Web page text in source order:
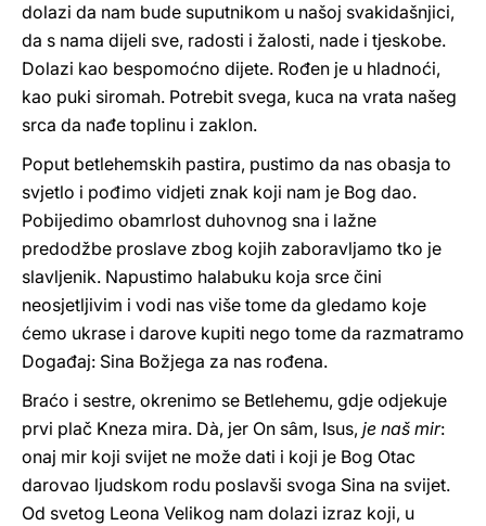
dolazi da nam bude suputnikom u našoj svakidašnjici,
da s nama dijeli sve, radosti i žalosti, nade i tjeskobe.
Dolazi kao bespomoćno dijete. Rođen je u hladnoći,
kao puki siromah. Potrebit svega, kuca na vrata našeg
srca da nađe toplinu i zaklon.
Poput betlehemskih pastira, pustimo da nas obasja to
svjetlo i pođimo vidjeti znak koji nam je Bog dao.
Pobijedimo obamrlost duhovnog sna i lažne
predodžbe proslave zbog kojih zaboravljamo tko je
slavljenik. Napustimo halabuku koja srce čini
neosjetljivim i vodi nas više tome da gledamo koje
ćemo ukrase i darove kupiti nego tome da razmatramo
Događaj: Sina Božjega za nas rođena.
Braćo i sestre, okrenimo se Betlehemu, gdje odjekuje
prvi plač Kneza mira. Dà, jer On sâm, Isus, je naš mir:
onaj mir koji svijet ne može dati i koji je Bog Otac
darovao ljudskom rodu poslavši svoga Sina na svijet.
Od svetog Leona Velikog nam dolazi izraz koji, u